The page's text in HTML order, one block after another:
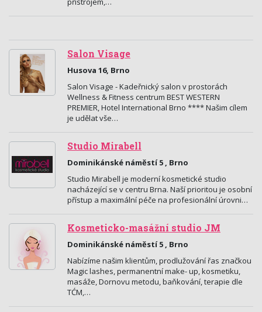
Salon Visage
Husova 16, Brno
Salon Visage - Kadeřnický salon v prostorách
Wellness & Fitness centrum BEST WESTERN
PREMIER, Hotel International Brno **** Našim cílem
je udělat vše…
Studio Mirabell
Dominikánské náměstí 5 , Brno
Studio Mirabell je moderní kosmetické studio
nacházející se v centru Brna. Naší prioritou je osobní
přístup a maximální péče na profesionální úrovni…
Kosmeticko-masážní studio JM
Dominikánské náměstí 5 , Brno
Nabízíme našim klientům, prodlužování řas značkou
Magic lashes, permanentní make- up, kosmetiku,
masáže, Dornovu metodu, baňkování, terapie dle
TĆM,…